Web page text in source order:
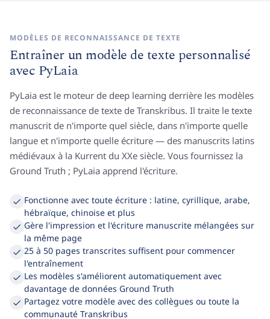
MODÈLES DE RECONNAISSANCE DE TEXTE
Entraîner un modèle de texte personnalisé
avec PyLaia
PyLaia est le moteur de deep learning derrière les modèles
de reconnaissance de texte de Transkribus. Il traite le texte
manuscrit de n'importe quel siècle, dans n'importe quelle
langue et n'importe quelle écriture — des manuscrits latins
médiévaux à la Kurrent du XXe siècle. Vous fournissez la
Fonctionne avec toute écriture : latine, cyrillique, arabe,
hébraïque, chinoise et plus
Gère l'impression et l'écriture manuscrite mélangées sur
la même page
25 à 50 pages transcrites suffisent pour commencer
l'entraînement
Les modèles s'améliorent automatiquement avec
davantage de données Ground Truth
Partagez votre modèle avec des collègues ou toute la